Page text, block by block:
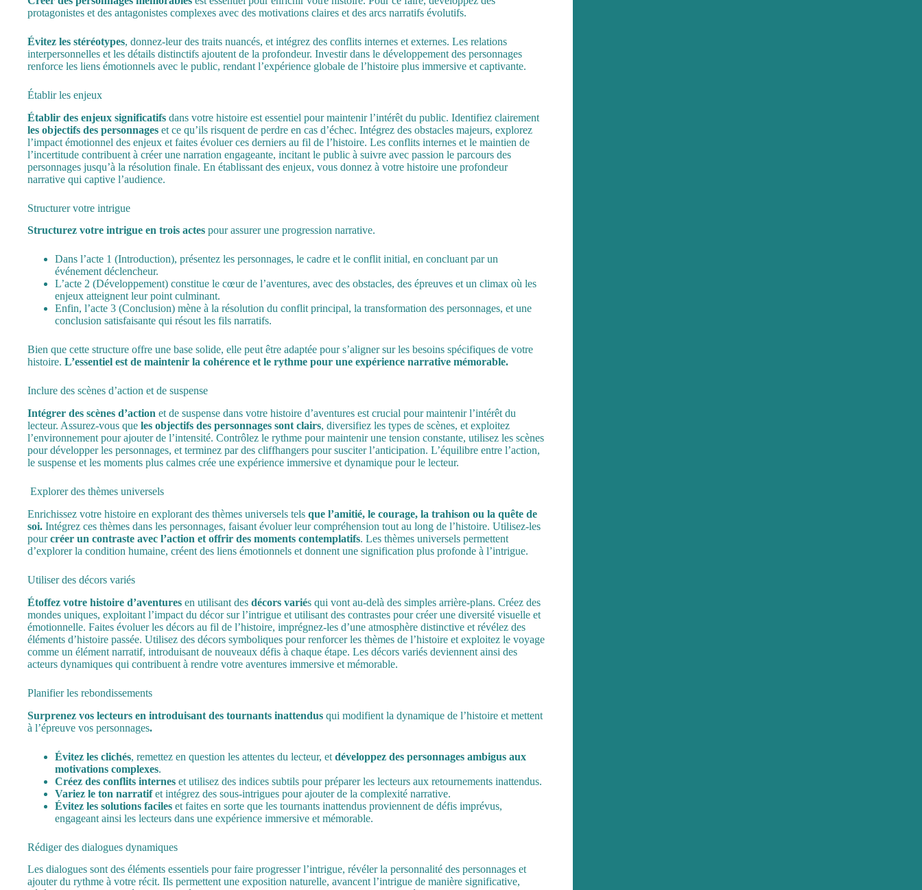
protagonistes et des antagonistes complexes avec des motivations claires et des arcs narratifs évolutifs.
Évitez les stéréotypes, donnez-leur des traits nuancés, et intégrez des conflits internes et externes. Les relations
interpersonnelles et les détails distinctifs ajoutent de la profondeur. Investir dans le développement des personnages
renforce les liens émotionnels avec le public, rendant l’expérience globale de l’histoire plus immersive et captivante.
Établir les enjeux
Établir des enjeux significatifs dans votre histoire est essentiel pour maintenir l’intérêt du public. Identifiez clairement
les objectifs des personnages et ce qu’ils risquent de perdre en cas d’échec. Intégrez des obstacles majeurs, explorez
l’impact émotionnel des enjeux et faites évoluer ces derniers au fil de l’histoire. Les conflits internes et le maintien de
l’incertitude contribuent à créer une narration engageante, incitant le public à suivre avec passion le parcours des
personnages jusqu’à la résolution finale. En établissant des enjeux, vous donnez à votre histoire une profondeur
narrative qui captive l’audience.
Structurer votre intrigue
Structurez votre intrigue en trois actes pour assurer une progression narrative.
Dans l’acte 1 (Introduction), présentez les personnages, le cadre et le conflit initial, en concluant par un
événement déclencheur.
L’acte 2 (Développement) constitue le cœur de l’aventures, avec des obstacles, des épreuves et un climax où les
enjeux atteignent leur point culminant.
Enfin, l’acte 3 (Conclusion) mène à la résolution du conflit principal, la transformation des personnages, et une
conclusion satisfaisante qui résout les fils narratifs.
Bien que cette structure offre une base solide, elle peut être adaptée pour s’aligner sur les besoins spécifiques de votre
histoire. L’essentiel est de maintenir la cohérence et le rythme pour une expérience narrative mémorable.
Inclure des scènes d’action et de suspense
Intégrer des scènes d’action et de suspense dans votre histoire d’aventures est crucial pour maintenir l’intérêt du
lecteur. Assurez-vous que les objectifs des personnages sont clairs, diversifiez les types de scènes, et exploitez
l’environnement pour ajouter de l’intensité. Contrôlez le rythme pour maintenir une tension constante, utilisez les scènes
pour développer les personnages, et terminez par des cliffhangers pour susciter l’anticipation. L’équilibre entre l’action,
le suspense et les moments plus calmes crée une expérience immersive et dynamique pour le lecteur.
Explorer des thèmes universels
Enrichissez votre histoire en explorant des thèmes universels tels que l’amitié, le courage, la trahison ou la quête de
soi. Intégrez ces thèmes dans les personnages, faisant évoluer leur compréhension tout au long de l’histoire. Utilisez-les
pourcréer un contraste avec l’action et offrir des moments contemplatifs. Les thèmes universels permettent
d’explorer la condition humaine, créent des liens émotionnels et donnent une signification plus profonde à l’intrigue.
Utiliser des décors variés
Étoffez votre histoire d’aventures en utilisant des décors variés qui vont au-delà des simples arrière-plans. Créez des
mondes uniques, exploitant l’impact du décor sur l’intrigue et utilisant des contrastes pour créer une diversité visuelle et
émotionnelle. Faites évoluer les décors au fil de l’histoire, imprégnez-les d’une atmosphère distinctive et révélez des
éléments d’histoire passée. Utilisez des décors symboliques pour renforcer les thèmes de l’histoire et exploitez le voyage
comme un élément narratif, introduisant de nouveaux défis à chaque étape. Les décors variés deviennent ainsi des
acteurs dynamiques qui contribuent à rendre votre aventures immersive et mémorable.
Planifier les rebondissements
Surprenez vos lecteurs en introduisant des tournants inattendus qui modifient la dynamique de l’histoire et mettent
à l’épreuve vos personnages.
Évitez les clichés, remettez en question les attentes du lecteur, et développez des personnages ambigus aux
motivations complexes.
Créez des conflits internes et utilisez des indices subtils pour préparer les lecteurs aux retournements inattendus.
Variez le ton narratifet intégrez des sous-intrigues pour ajouter de la complexité narrative.
Évitez les solutions faciles et faites en sorte que les tournants inattendus proviennent de défis imprévus,
engageant ainsi les lecteurs dans une expérience immersive et mémorable.
Rédiger des dialogues dynamiques
Les dialogues sont des éléments essentiels pour faire progresser l’intrigue, révéler la personnalité des personnages et
ajouter du rythme à votre récit. Ils permettent une exposition naturelle, avancent l’intrigue de manière significative,